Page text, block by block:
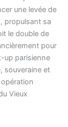
une levée de
propulsant sa
le double de
pour
up parisienne
souveraine et
Vieux